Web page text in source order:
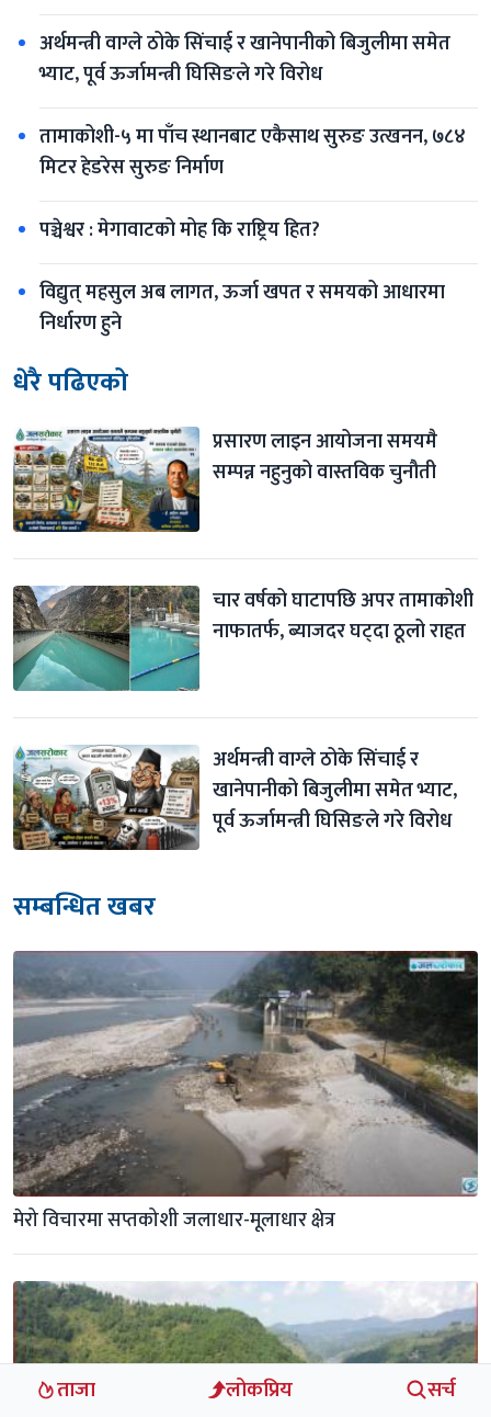
ताजा लोकप्रिय सर्च
अर्थमन्त्री वाग्ले ठोके सिंचाई र खानेपानीको बिजुलीमा समेत
भ्याट, पूर्व ऊर्जामन्त्री घिसिङले गरे विरोध
तामाकोशी-५ मा पाँच स्थानबाट एकैसाथ सुरुङ उत्खनन, ७८४
मिटर हेडरेस सुरुङ निर्माण
पञ्चेश्वर : मेगावाटको मोह कि राष्ट्रिय हित?
विद्युत् महसुल अब लागत, ऊर्जा खपत र समयको आधारमा
निर्धारण हुने
धेरै पढिएको
प्रसारण लाइन आयोजना समयमै
सम्पन्न नहुनुको वास्तविक चुनौती
चार वर्षको घाटापछि अपर तामाकोशी
नाफातर्फ, ब्याजदर घट्दा ठूलो राहत
अर्थमन्त्री वाग्ले ठोके सिंचाई र
खानेपानीको बिजुलीमा समेत भ्याट,
पूर्व ऊर्जामन्त्री घिसिङले गरे विरोध
सम्बन्धित खबर
मेरो विचारमा सप्तकोशी जलाधार-मूलाधार क्षेत्र